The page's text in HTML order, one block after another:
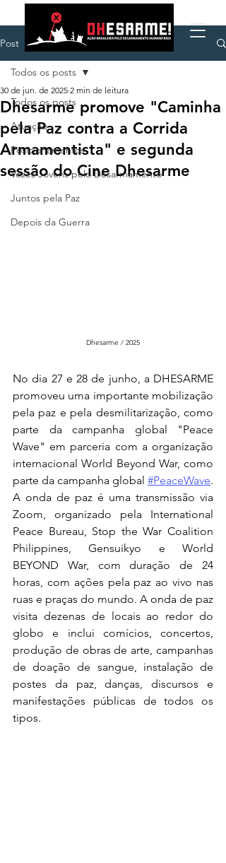
Post
Todos os posts
Atuação
Posicionamentos
Vozes Jovens pelo Desarmamento
Juntos pela Paz
Depois da Guerra
Todos os posts
Dhesarme promove "Caminha
pela Paz contra a Corrida
Armamentista" e segunda
sessão do Cine Dhesarme
30 de jun. de 2025 2 min de leitura
Dhesarme / 2025
No dia 27 e 28 de junho, a DHESARME
promoveu uma importante mobilização
pela paz e pela desmilitarização, como
parte da campanha global "Peace
Wave" em parceria com a organização
internacional World Beyond War, como
parte da campanha global #PeaceWave
A onda de paz é uma transmissão via
Zoom, organizado pela International
Peace Bureau, Stop the War Coalition
Philippines, Gensuikyo e World
BEYOND War, com duração de 24
horas, com ações pela paz ao vivo nas
ruas e praças do mundo. A onda de paz
visita dezenas de locais ao redor do
globo e inclui comícios, concertos,
produção de obras de arte, campanhas
de doação de sangue, instalação de
postes da paz, danças, discursos e
manifestações públicas de todos os
tipos.